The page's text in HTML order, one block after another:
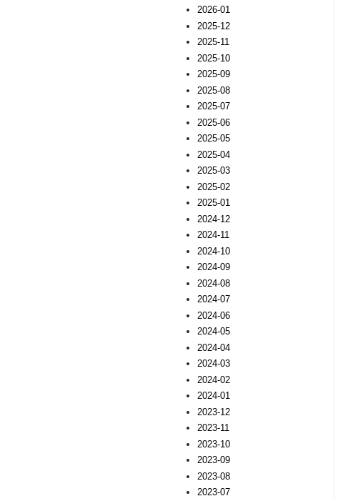
2026-01
2025-12
2025-11
2025-10
2025-09
2025-08
2025-07
2025-06
2025-05
2025-04
2025-03
2025-02
2025-01
2024-12
2024-11
2024-10
2024-09
2024-08
2024-07
2024-06
2024-05
2024-04
2024-03
2024-02
2024-01
2023-12
2023-11
2023-10
2023-09
2023-08
2023-07